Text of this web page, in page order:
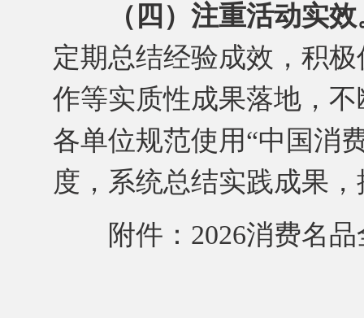
（四）注重活动实
定期总结经验成效，积
作等实质性成果落地，
各单位规范使用“中国消
度，系统总结实践成果
附件：2026消费名品